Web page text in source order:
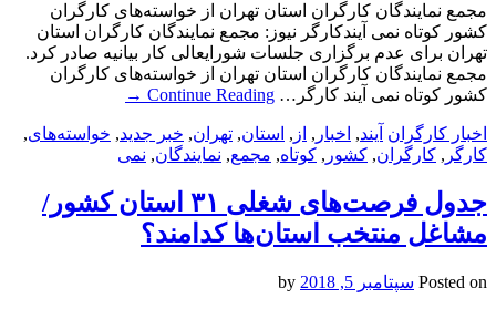
مجمع نمایندگان کارگران استان تهران از خواسته‌های کارگران
کشور کوتاه نمی آیندکارگر نیوز: مجمع نمايندگان كارگران استان
تهران برای عدم برگزاری جلسات شورایعالی کار بیانیه صادر کرد.
مجمع نمایندگان کارگران استان تهران از خواسته‌های کارگران
کشور کوتاه نمی آیند کارگر… Continue Reading
→
اخبار کارگران آیند, اخبار , از , استان, تهران, خبر جدید, خواسته‌های,
کارگر , کارگران, کشور , کوتاه, مجمع, نمایندگان, نمی
جدول فرصت‌های شغلی ۳۱ استان کشور/
مشاغل منتخب استان‌ها کدامند؟
Posted on سپتامبر 5, 2018